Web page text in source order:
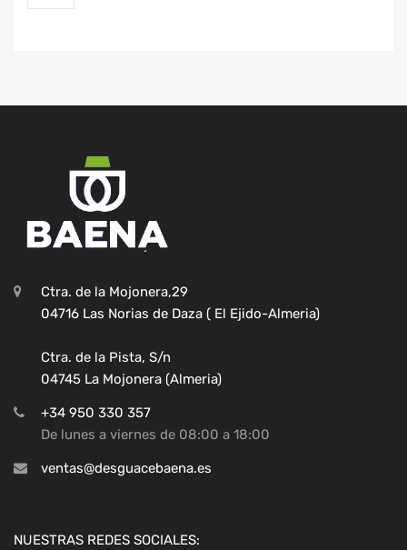
Ctra. de la Mojonera,29
04716 Las Norias de Daza ( El Ejido-Almeria)
Ctra. de la Pista, S/n
04745 La Mojonera (Almeria)
+34 950 330 357
De lunes a viernes de 08:00 a 18:00
ventas@desguacebaena.es
NUESTRAS REDES SOCIALES: